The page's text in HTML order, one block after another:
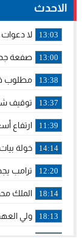
الاحدث
13:03 لا دعوات للخروج إلى
13:00 صفعة
13:38 مطلوب
13:37 توقيف
11:39 ارتفاع
14:14 خولة
12:20 ترامب
18:14 الملك
18:13 ولي